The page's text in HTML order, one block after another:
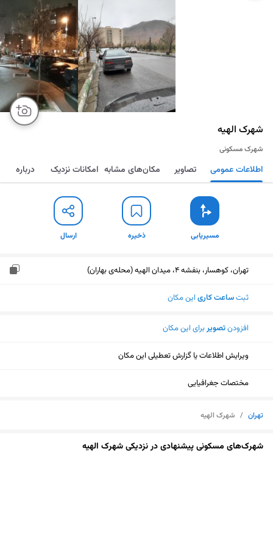
شهرک الهیه
شهرک مسکونی
مسیریابی ذخیره ارسال اطلاعات عمومی تصاویر مکان‌های مشابه امکانات نزدیک درباره
مسیریابی ذخیره ارسال
تهران، کوهسار، بنفشه 4، میدان الهیه (محله‌ی بهاران)
ثبتساعت کاری این مکان
افزودنتصویربرای این مکان
ویرایش اطلاعات یا گزارش تعطیلی این مکان
مختصات جغرافیایی
تهران / شهرک الهیه
شهرک‌های مسکونی پیشنهادی در نزدیکی شهرک الهیه